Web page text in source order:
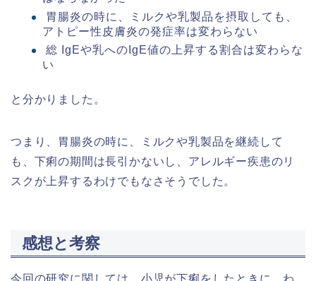
胃腸炎の時に、ミルクや乳製品を摂取しても、
アトピー性皮膚炎の発症率は変わらない
総 IgEや乳へのIgE値の上昇する割合は変わらな
い
と分かりました。
つまり、胃腸炎の時に、ミルクや乳製品を継続して
も、下痢の期間は長引かないし、アレルギー疾患のリ
スクが上昇するわけでもなさそうでした。
感想と考察
今回の研究に関しては、小児が下痢をしたときに、わ